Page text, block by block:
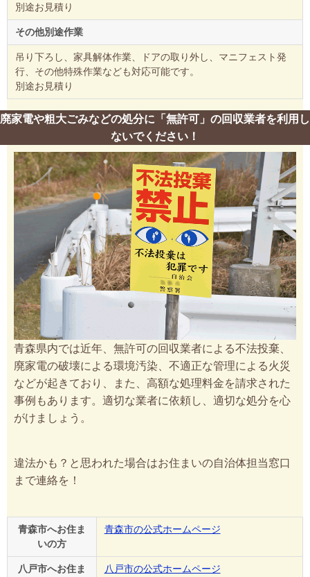
別途お見積り
その他別途作業
吊り下ろし、家具解体作業、ドアの取り外し、マニフェスト発
行、その他特殊作業なども対応可能です。
別途お見積り
廃家電や粗大ごみなどの処分に「無許可」の回収業者を利用し
ないでください！
青森県内では近年、無許可の回収業者による不法投棄、
廃家電の破壊による環境汚染、不適正な管理による火災
などが起きており、また、高額な処理料金を請求された
事例もあります。適切な業者に依頼し、適切な処分を心
がけましょう。
違法かも？と思われた場合はお住まいの自治体担当窓口
まで連絡を！
青森市へお住ま
いの方
青森市の公式ホームページ
八戸市へお住ま
八戸市の公式ホームページ